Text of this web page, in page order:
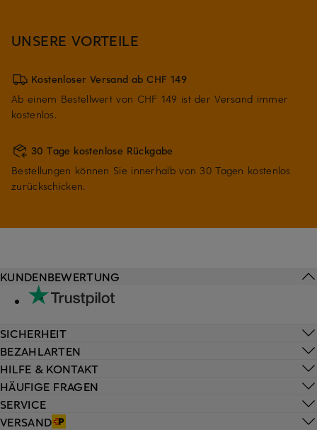
UNSERE VORTEILE
Kostenloser Versand ab CHF 149
Ab einem Bestellwert von CHF 149 ist der Versand immer
kostenlos.
30 Tage kostenlose Rückgabe
Bestellungen können Sie innerhalb von 30 Tagen kostenlos
zurückschicken.
HILFE & KONTAKT
HÄUFIGE FRAGEN
SERVICE
VERSAND
KUNDENBEWERTUNG
SICHERHEIT
BEZAHLARTEN